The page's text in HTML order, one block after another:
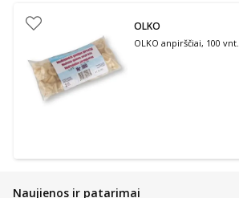
OLKO
OLKO anpirščiai, 100 vnt.
Naujienos ir patarimai